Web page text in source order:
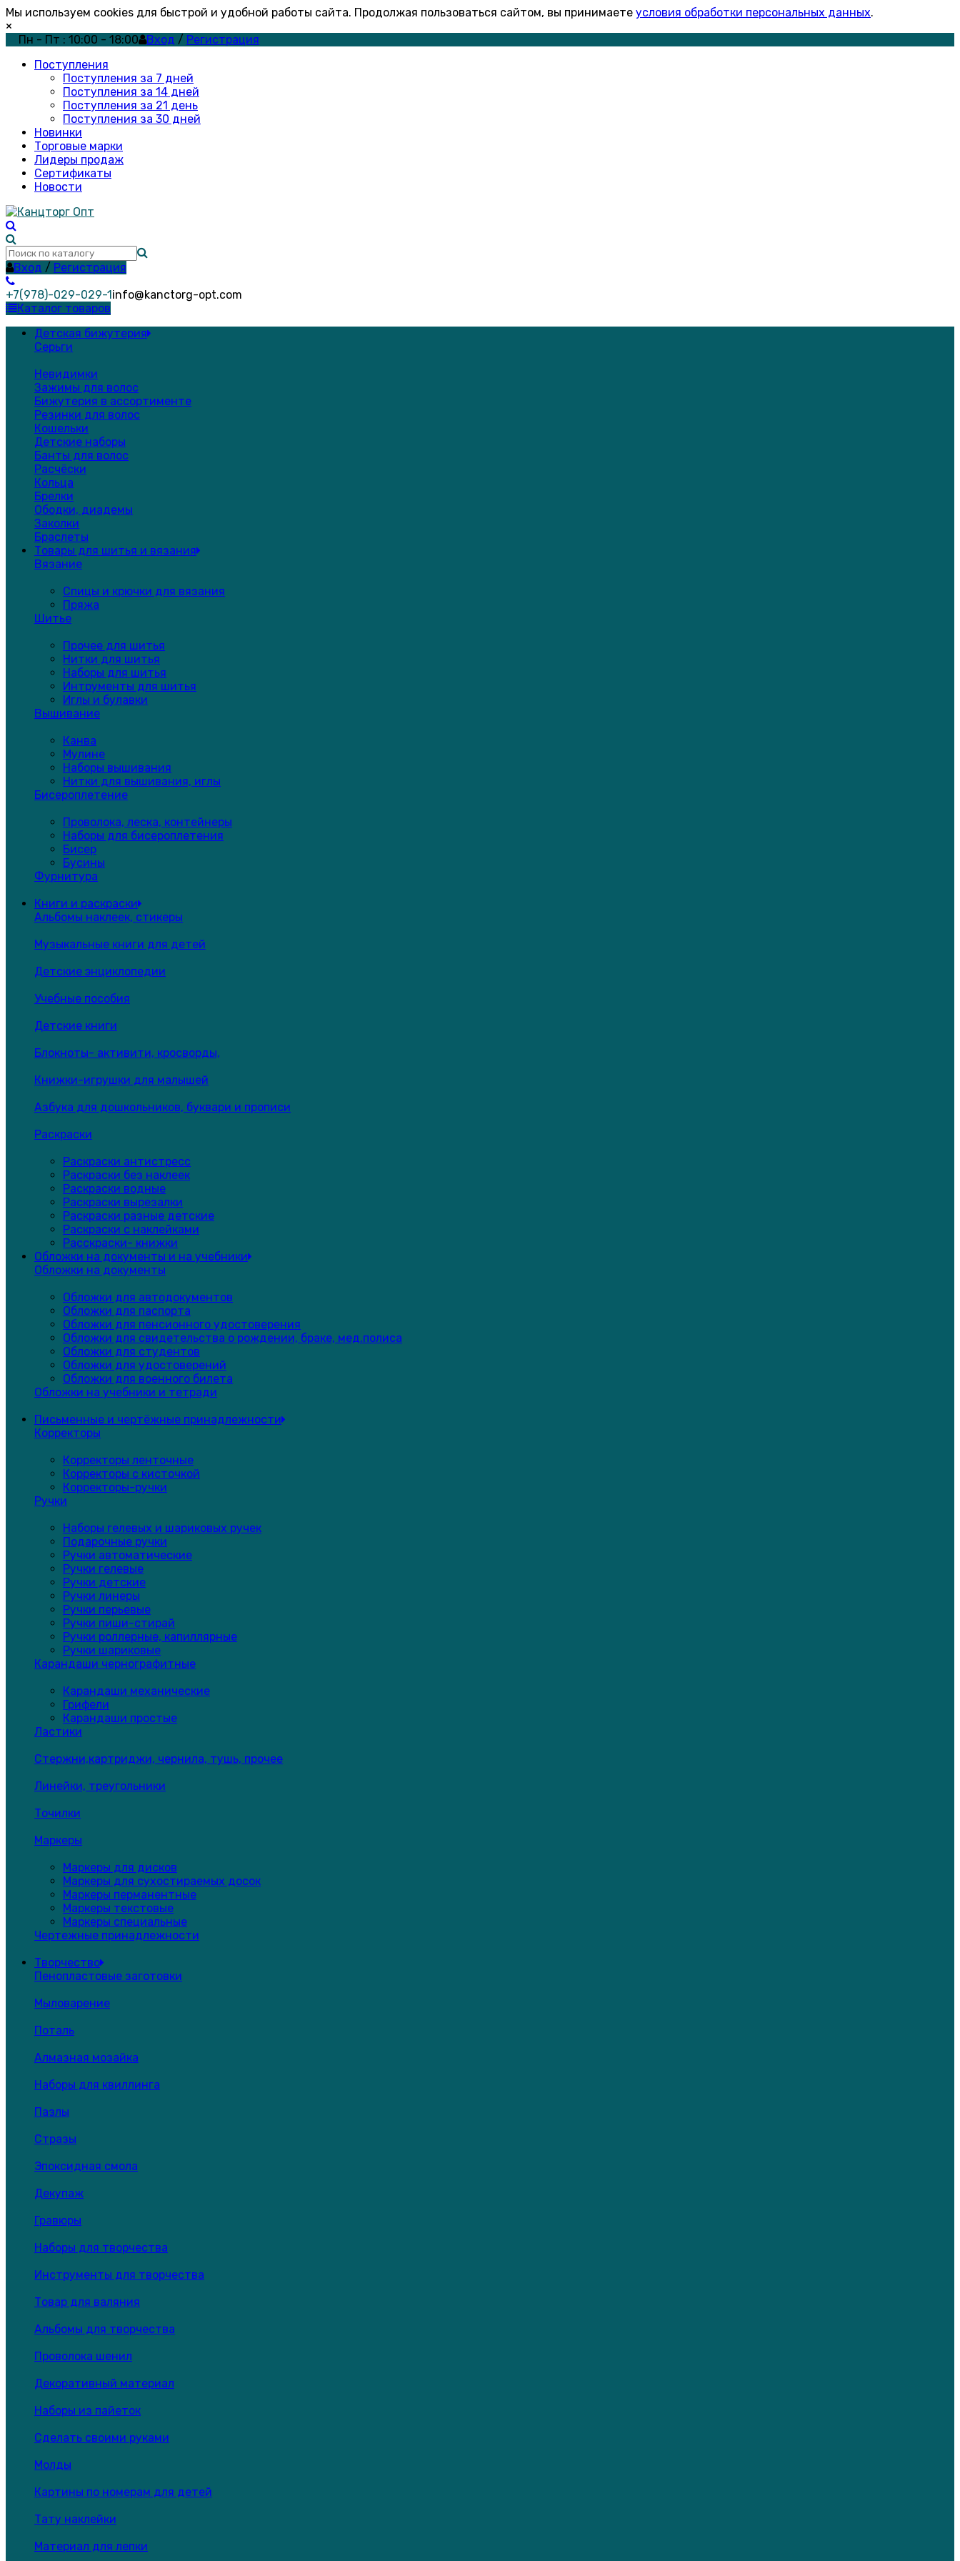
Мы используем cookies для быстрой и удобной работы сайта. Продолжая пользоваться сайтом, вы принимаете условия обработки персональных данных.
×
Пн - Пт : 10:00 - 18:00
Вход / Регистрация
Поступления
Поступления за 7 дней
Поступления за 14 дней
Поступления за 21 день
Поступления за 30 дней
Новинки
Торговые марки
Лидеры продаж
Сертификаты
Новости
Вход / Регистрация
+7(978)-029-029-1info@kanctorg-opt.com
Каталог товаров
Детская бижутерия
Серьги
Невидимки
Зажимы для волос
Бижутерия в ассортименте
Резинки для волос
Кошельки
Детские наборы
Банты для волос
Расчёски
Кольца
Брелки
Ободки, диадемы
Заколки
Браслеты
Товары для шитья и вязания
Вязание
Спицы и крючки для вязания
Пряжа
Шитье
Прочее для шитья
Нитки для шитья
Наборы для шитья
Интрументы для шитья
Иглы и булавки
Вышивание
Канва
Мулине
Наборы вышивания
Нитки для вышивания, иглы
Бисероплетение
Проволока, леска, контейнеры
Наборы для бисероплетения
Бисер
Бусины
Фурнитура
Книги и раскраски
Альбомы наклеек, стикеры
Музыкальные книги для детей
Детские энциклопедии
Учебные пособия
Детские книги
Блокноты- активити, кросворды,
Книжки-игрушки для малышей
Азбука для дошкольников, буквари и прописи
Раскраски
Раскраски антистресс
Раскраски без наклеек
Раскраски водные
Раскраски вырезалки
Раскраски разные детские
Раскраски с наклейками
Расскраски- книжки
Обложки на документы и на учебники
Обложки на документы
Обложки для автодокументов
Обложки для паспорта
Обложки для пенсионного удостоверения
Обложки для свидетельства о рождении, браке, мед.полиса
Обложки для студентов
Обложки для удостоверений
Обложки для военного билета
Обложки на учебники и тетради
Письменные и чертёжные принадлежности
Корректоры
Корректоры ленточные
Корректоры с кисточкой
Корректоры-ручки
Ручки
Наборы гелевых и шариковых ручек
Подарочные ручки
Ручки автоматические
Ручки гелевые
Ручки детские
Ручки линеры
Ручки перьевые
Ручки пиши-стирай
Ручки роллерные, капиллярные
Ручки шариковые
Карандаши чернографитные
Карандаши механические
Грифели
Карандаши простые
Ластики
Стержни,картриджи, чернила, тушь, прочее
Линейки, треугольники
Точилки
Маркеры
Маркеры для дисков
Маркеры для сухостираемых досок
Маркеры перманентные
Маркеры текстовые
Маркеры специальные
Чертежные принадлежности
Творчество
Пенопластовые заготовки
Мыловарение
Поталь
Алмазная мозайка
Наборы для квиллинга
Пазлы
Стразы
Эпоксидная смола
Декупаж
Гравюры
Наборы для творчества
Инструменты для творчества
Товар для валяния
Альбомы для творчества
Проволока шенил
Декоративный материал
Наборы из пайеток
Сделать своими руками
Молды
Картины по номерам для детей
Тату наклейки
Материал для лепки